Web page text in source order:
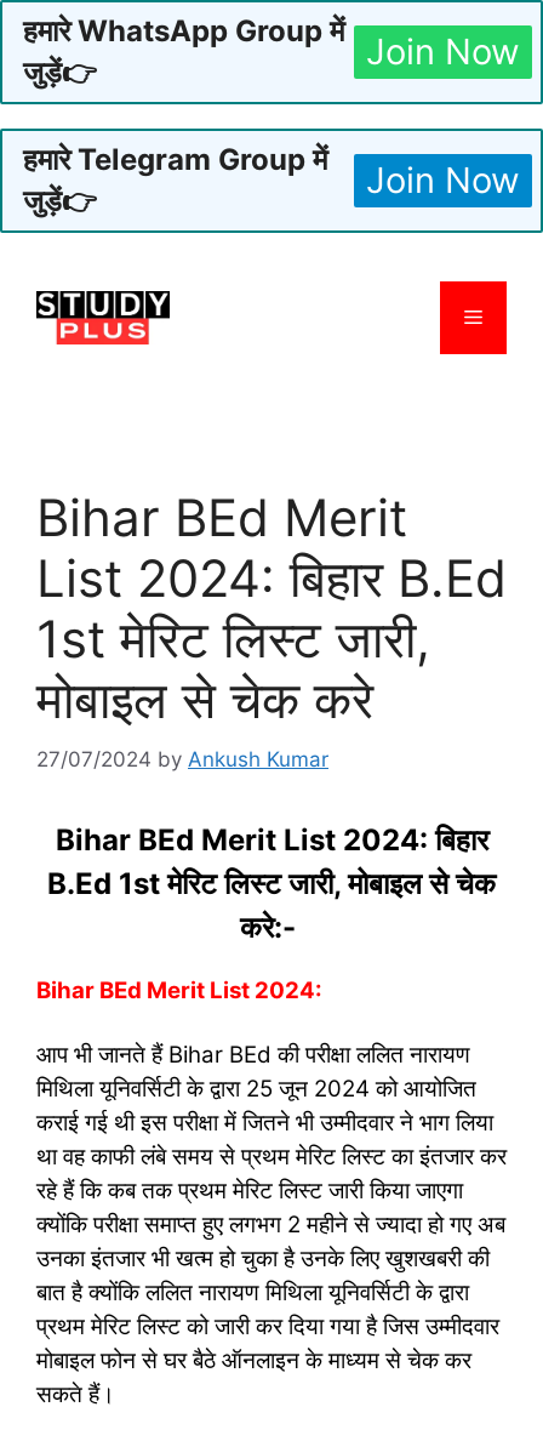
हमारे WhatsApp Group में
जुड़ें👉
Join Now
हमारे Telegram Group में
जुड़ें👉
Join Now
content
Menu
Bihar BEd Merit
List 2024: बिहार B.Ed
1st मेरिट लिस्ट जारी,
मोबाइल से चेक करे
27/07/2024 by Ankush Kumar
Bihar BEd Merit List 2024: बिहार
B.Ed 1st मेरिट लिस्ट जारी, मोबाइल से चेक
करे:-
Bihar BEd Merit List 2024:
आप भी जानते हैं Bihar BEd की परीक्षा ललित नारायण
मिथिला यूनिवर्सिटी के द्वारा 25 जून 2024 को आयोजित
कराई गई थी इस परीक्षा में जितने भी उम्मीदवार ने भाग लिया
था वह काफी लंबे समय से प्रथम मेरिट लिस्ट का इंतजार कर
रहे हैं कि कब तक प्रथम मेरिट लिस्ट जारी किया जाएगा
क्योंकि परीक्षा समाप्त हुए लगभग 2 महीने से ज्यादा हो गए अब
उनका इंतजार भी खत्म हो चुका है उनके लिए खुशखबरी की
बात है क्योंकि ललित नारायण मिथिला यूनिवर्सिटी के द्वारा
प्रथम मेरिट लिस्ट को जारी कर दिया गया है जिस उम्मीदवार
मोबाइल फोन से घर बैठे ऑनलाइन के माध्यम से चेक कर
सकते हैं।